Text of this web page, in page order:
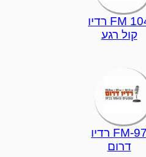
104 FM רדיו
קול רגע
97-FM רדיו
דרום